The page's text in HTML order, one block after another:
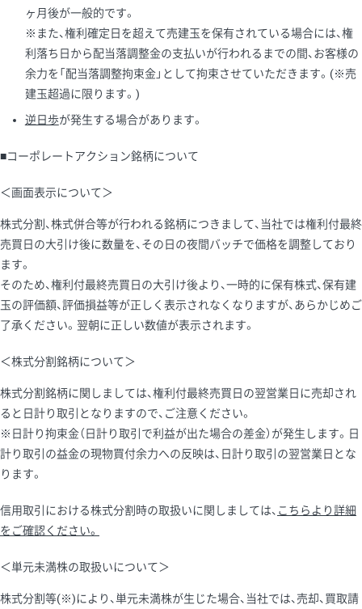
ヶ月後が一般的です。
※また、権利確定日を超えて売建玉を保有されている場合には、権
利落ち日から配当落調整金の支払いが行われるまでの間、お客様の
余力を「配当落調整拘束金」として拘束させていただきます。(※売
建玉超過に限ります。)
逆日歩が発生する場合があります。
■コーポレートアクション銘柄について
＜画面表示について＞
株式分割、株式併合等が行われる銘柄につきまして、当社では権利付最終
売買日の大引け後に数量を、その日の夜間バッチで価格を調整しており
ます。
そのため、権利付最終売買日の大引け後より、一時的に保有株式、保有建
玉の評価額、評価損益等が正しく表示されなくなりますが、あらかじめご
了承ください。翌朝に正しい数値が表示されます。
＜株式分割銘柄について＞
株式分割銘柄に関しましては、権利付最終売買日の翌営業日に売却され
ると日計り取引となりますので、ご注意ください。
※日計り拘束金（日計り取引で利益が出た場合の差金）が発生します。日
計り取引の益金の現物買付余力への反映は、日計り取引の翌営業日とな
ります。
信用取引における株式分割時の取扱いに関しましては、 こちらより詳細
をご確認ください。
＜単元未満株の取扱いについて＞
株式分割等(※)により、単元未満株が生じた場合、当社では、売却、買取請